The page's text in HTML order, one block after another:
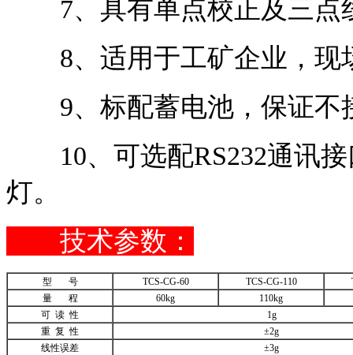
7、具有单点校正及三点
8、适用于工矿企业，现
9、标配蓄电池，保证不
10、可选配RS232通讯接
灯。
技术参数：
型 号 TCS-CG-60 TCS-CG-110
量 程
60kg
110kg
可 读 性
1g
重 复 性
±2g
线性误差
±3g